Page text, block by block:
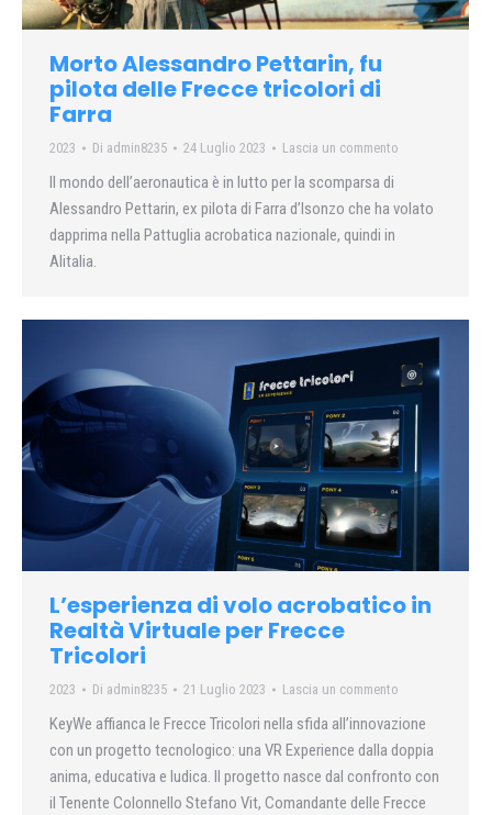
Morto Alessandro Pettarin, fu
pilota delle Frecce tricolori di
Farra
2023 Di admin8235 24 Luglio 2023 Lascia un commento
Il mondo dell’aeronautica è in lutto per la scomparsa di
Alessandro Pettarin, ex pilota di Farra d’Isonzo che ha volato
dapprima nella Pattuglia acrobatica nazionale, quindi in
Alitalia.
L’esperienza di volo acrobatico in
Realtà Virtuale per Frecce
Tricolori
2023 Di admin8235 21 Luglio 2023 Lascia un commento
KeyWe affianca le Frecce Tricolori nella sfida all’innovazione
con un progetto tecnologico: una VR Experience dalla doppia
anima, educativa e ludica. Il progetto nasce dal confronto con
il Tenente Colonnello Stefano Vit, Comandante delle Frecce